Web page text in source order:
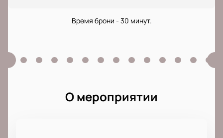
Время брони - 30 минут.
О мероприятии